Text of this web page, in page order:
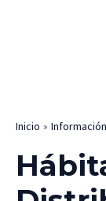
Inicio Información